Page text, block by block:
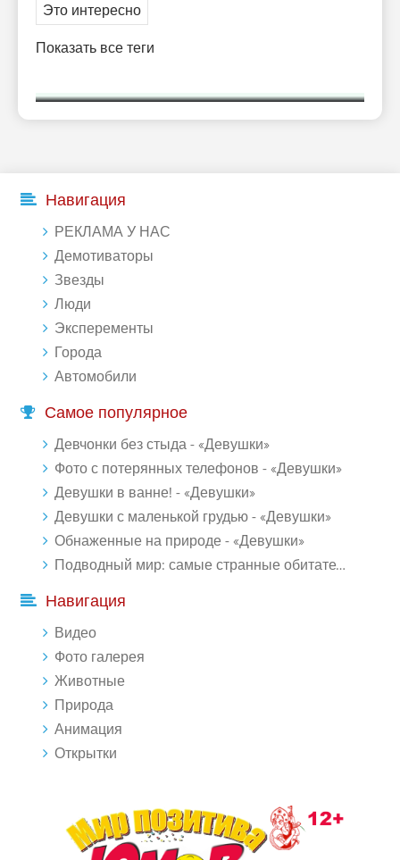
Это интересно
Показать все теги
Навигация
РЕКЛАМА У НАС
Демотиваторы
Звезды
Люди
Эксперементы
Города
Автомобили
Самое популярное
Девчонки без стыда - «Девушки»
Фото с потерянных телефонов - «Девушки»
Девушки в ванне! - «Девушки»
Девушки с маленькой грудью - «Девушки»
Обнаженные на природе - «Девушки»
Подводный мир: самые странные обитатели океана (18 фото)
Навигация
Видео
Фото галерея
Животные
Природа
Анимация
Открытки